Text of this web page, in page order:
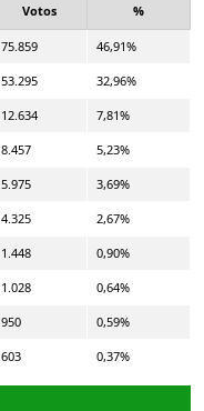
Votos %
75.859 46,91%
53.295 32,96%
12.634 7,81%
8.457 5,23%
5.975 3,69%
4.325 2,67%
1.448 0,90%
1.028 0,64%
950 0,59%
603 0,37%